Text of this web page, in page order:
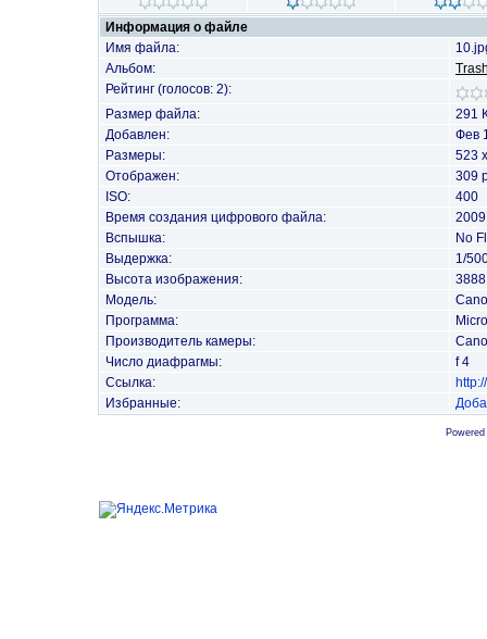
Информация о файле
Имя файла:
Альбом:
Рейтинг (голосов: 2):
Размер файла:
291
Добавлен:
Фев
Размеры:
523
Отображен:
309
ISO:
400
Время создания цифрового файла:
Вспышка:
No
Выдержка:
1/
Высота изображения:
Модель:
Программа:
Производитель камеры:
Число диафрагмы:
f 4
Ссылка:
Избранные: